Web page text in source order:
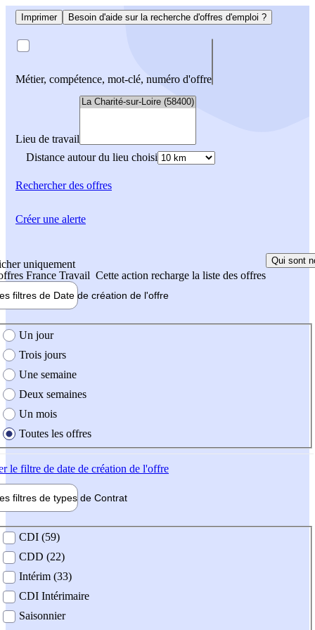
Imprimer Besoin d'aide sur la recherche d'offres d'emploi ?
Métier, compétence, mot-clé, numéro d'offre
Lieu de travail
Distance autour du lieu choisi
Rechercherdes offres
uniquement
France Travail Cette action recharge la liste des offres
Qui sont
filtres de Date de création de l'offre
création de l'offre
Un jour
Trois jours
Une semaine
Deux semaines
Un mois
Toutes les offres
le filtre de date de création de l'offre
filtres de types de Contrat
contrat
CDI (59)
CDD (22)
Intérim (33)
CDI Intérimaire
Saisonnier
Créer une alerte